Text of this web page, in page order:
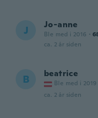
J Jo-anne
Ble med i 2016 ·
ca. 2 år siden
B beatrice
Ble med i 2019
ca. 2 år siden